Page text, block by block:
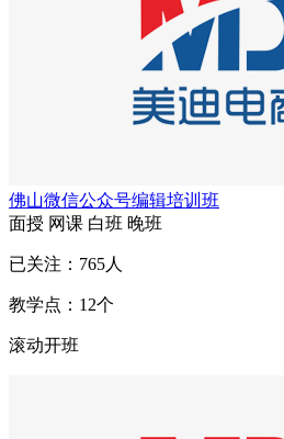
佛山微信公众号编辑培训班
面授 网课 白班 晚班
已关注： 765人
教学点： 12个
滚动开班